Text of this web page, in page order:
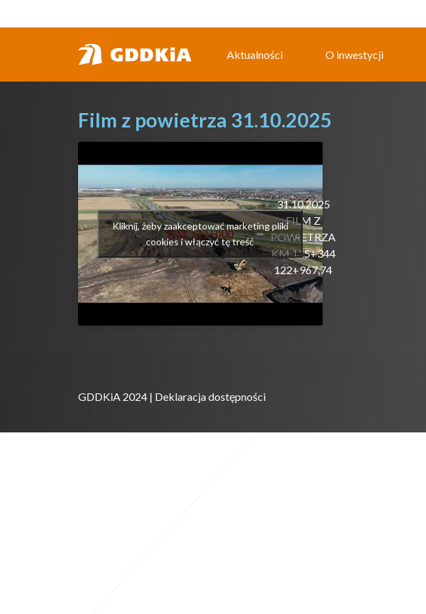
do
Aktualności
O inwestycji
Film z powietrza 31.10.2025
31.10.2025
FILM Z
POWIETRZA
KM 115+344
122+967,74
Kliknij, żeby zaakceptować marketing pliki
cookies i włączyć tę treść
GDDKiA 2024 | Deklaracja dostępności